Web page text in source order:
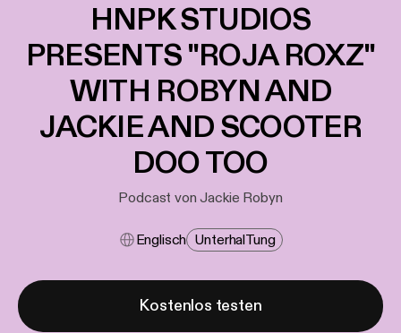
HNPK STUDIOS
PRESENTS "ROJA ROXZ"
WITH ROBYN AND
JACKIE AND SCOOTER
DOO TOO
Podcast von Jackie Robyn
Englisch Unterhal​tung
Kostenlos testen